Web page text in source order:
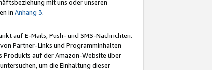
mit uns oder unseren
in Anhang 3.
auf E-Mails, Push- und SMS-Nachrichten.
Partner-Links und Programminhalten
Produkts auf der Amazon-Website über
um die Einhaltung dieser